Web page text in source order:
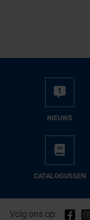
NIEUWS
CA­TA­LO­GUS­SEN
Volg ons op: